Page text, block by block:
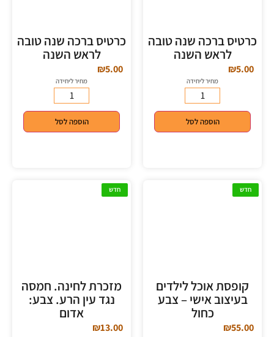
כרטיס ברכה שנה טובה
לראש השנה
₪5.00
מחיר ליחידה
הוספה לסל
כרטיס ברכה שנה טובה
לראש השנה
₪5.00
מחיר ליחידה
הוספה לסל
חדש
קופסת אוכל לילדים
בעיצוב אישי – צבע
כחול
₪55.00
חדש
מזכרת לחינה. חמסה
נגד עין הרע. צבע:
אדום
₪13.00